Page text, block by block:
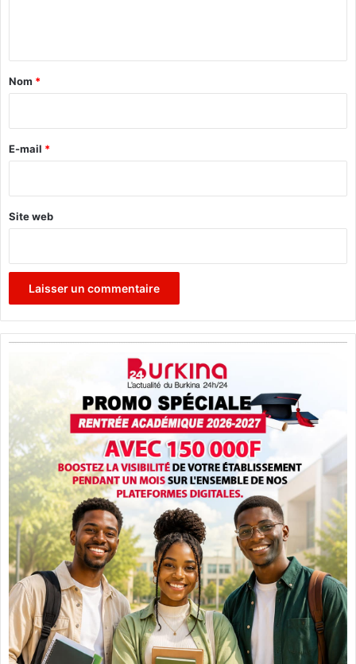
a
e
Nom *
E-mail *
Site web